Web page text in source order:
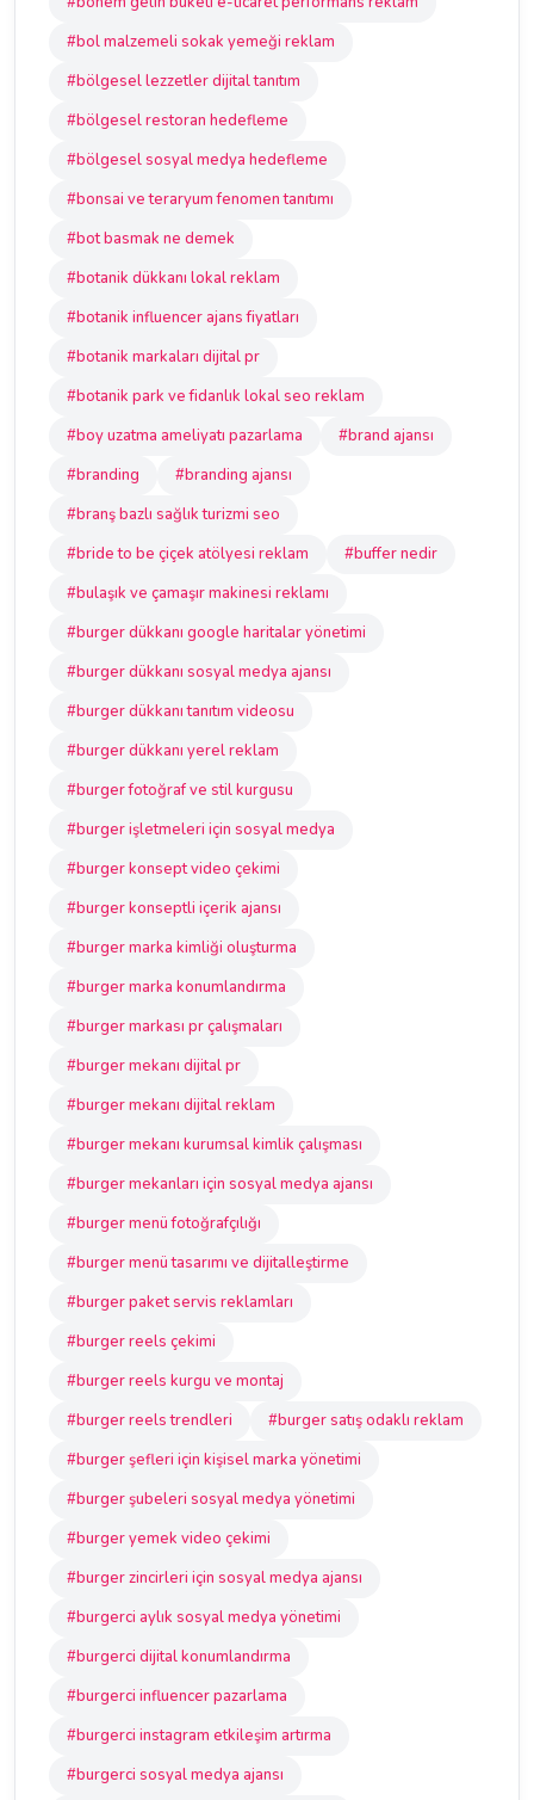
#bol malzemeli sokak yemeği reklam
#bölgesel lezzetler dijital tanıtım
#bölgesel restoran hedefleme
#bölgesel sosyal medya hedefleme
#bonsai ve teraryum fenomen tanıtımı
#bot basmak ne demek
#botanik dükkanı lokal reklam
#botanik influencer ajans fiyatları
#botanik markaları dijital pr
#botanik park ve fidanlık lokal seo reklam
#boy uzatma ameliyatı pazarlama
#brand ajansı
#branding
#branding ajansı
#branş bazlı sağlık turizmi seo
#bride to be çiçek atölyesi reklam
#buffer nedir
#bulaşık ve çamaşır makinesi reklamı
#burger dükkanı google haritalar yönetimi
#burger dükkanı sosyal medya ajansı
#burger dükkanı tanıtım videosu
#burger dükkanı yerel reklam
#burger fotoğraf ve stil kurgusu
#burger işletmeleri için sosyal medya
#burger konsept video çekimi
#burger konseptli içerik ajansı
#burger marka kimliği oluşturma
#burger marka konumlandırma
#burger markası pr çalışmaları
#burger mekanı dijital pr
#burger mekanı dijital reklam
#burger mekanı kurumsal kimlik çalışması
#burger mekanları için sosyal medya ajansı
#burger menü fotoğrafçılığı
#burger menü tasarımı ve dijitalleştirme
#burger paket servis reklamları
#burger reels çekimi
#burger reels kurgu ve montaj
#burger reels trendleri
#burger satış odaklı reklam
#burger şefleri için kişisel marka yönetimi
#burger şubeleri sosyal medya yönetimi
#burger yemek video çekimi
#burger zincirleri için sosyal medya ajansı
#burgerci aylık sosyal medya yönetimi
#burgerci dijital konumlandırma
#burgerci influencer pazarlama
#burgerci instagram etkileşim artırma
#burgerci sosyal medya ajansı